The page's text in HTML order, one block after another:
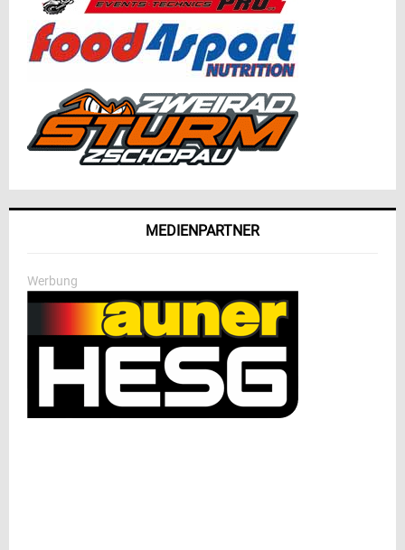
MEDIENPARTNER
Werbung